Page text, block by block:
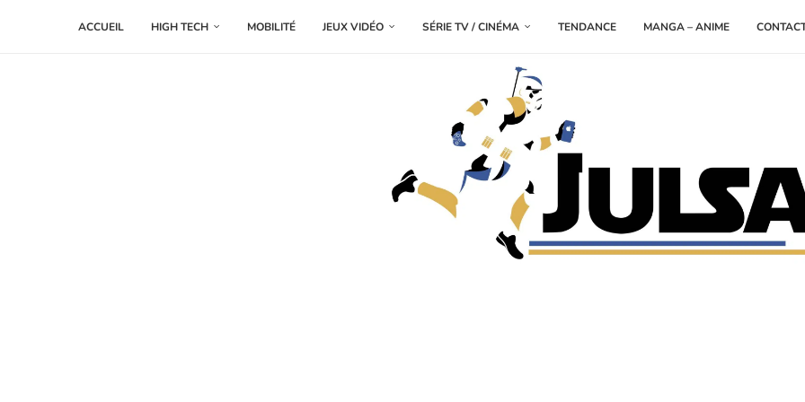
ACCUEIL HIGH TECH MOBILITÉ JEUX VIDÉO SÉRIE TV / CINÉMA TENDANCE MANGA – ANIME